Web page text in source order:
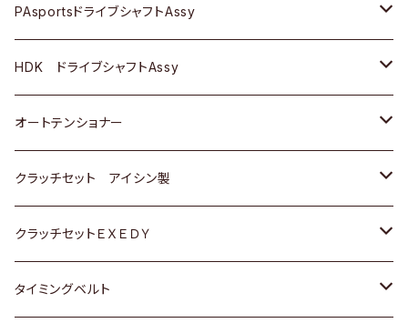
スバル
ＢＥＮＺ
スバル
三菱
スバル
マツダ
三菱
スバル
ダイハツ
マツダ
三菱
スバル
ダイハツ
マツダ
三菱
スバル
スズキ
日産
いすゞ
ダイハツ
マツダ
三菱
ＢＥＮＺ
ＢＭＷ
GOLF
ＷＡＧＥＮ
アストロ（シボレー）
クライスラー
ＢＥＮＺ
ＢＭＷ
ＷＡＧＥＮ
ＶＯＬＶＯ
PAsportsドライブシャフトAssy
トヨタ
ホンダ
スズキ
日産
ダイハツ
HDK ドライブシャフトAssy
スズキ
ダイハツ
日産
ホンダ
オートテンショナー
トヨタ
クラッチセット アイシン製
ホンダ
スズキ
クラッチセットＥＸＥＤＹ
ホンダ
タイミングベルト